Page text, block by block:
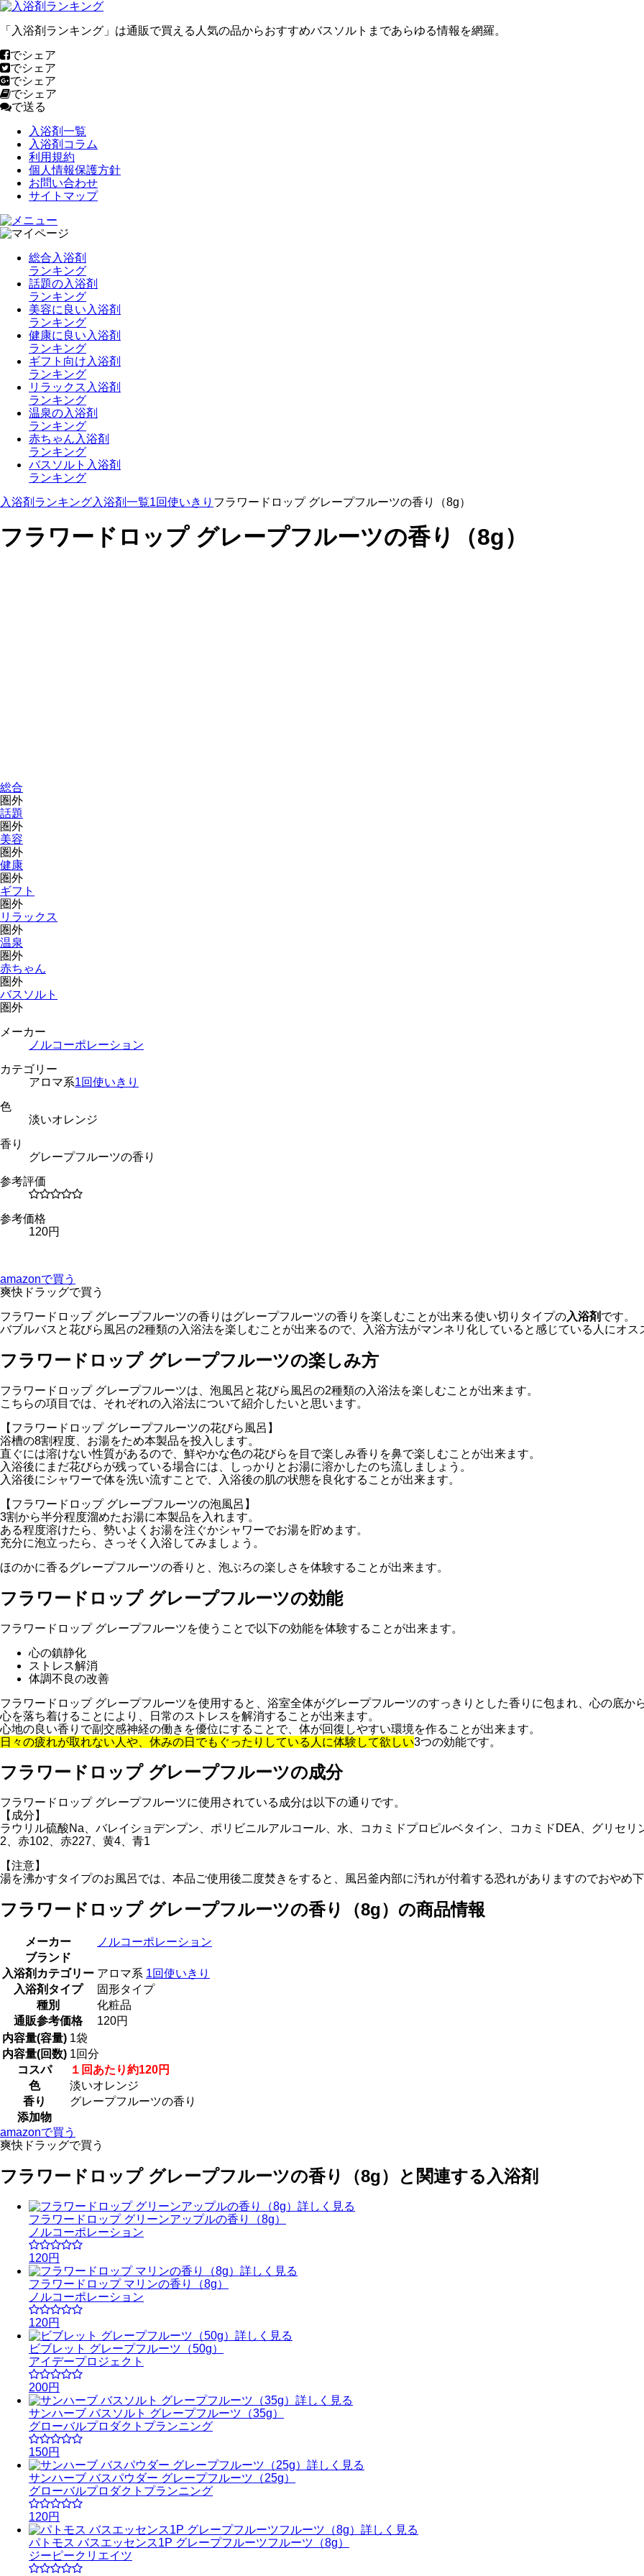
「入浴剤ランキング」は通販で買える人気の品からおすすめバスソルトまであらゆる情報を網羅。
でシェア
でシェア
でシェア
でシェア
で送る
入浴剤一覧
入浴剤コラム
利用規約
個人情報保護方針
お問い合わせ
サイトマップ
総合入浴剤
ランキング
話題の入浴剤
ランキング
美容に良い入浴剤
ランキング
健康に良い入浴剤
ランキング
ギフト向け入浴剤
ランキング
リラックス入浴剤
ランキング
温泉の入浴剤
ランキング
赤ちゃん入浴剤
ランキング
バスソルト入浴剤
ランキング
入浴剤ランキング入浴剤一覧1回使いきり フラワードロップ グレープフルーツの香り（8g）
フラワードロップ グレープフルーツの香り（8g）
総合
圏外
話題
圏外
美容
圏外
健康
圏外
ギフト
圏外
リラックス
圏外
温泉
圏外
赤ちゃん
圏外
バスソルト
圏外
メーカー
ノルコーポレーション
カテゴリー
アロマ系1回使いきり
色
淡いオレンジ
香り
グレープフルーツの香り
参考評価
参考価格
120円
amazonで買う
爽快ドラッグで買う
フラワードロップ グレープフルーツの香りはグレープフルーツの香りを楽しむことが出来る使い切りタイプの入浴剤 です。
バブルバスと花びら風呂の2種類の入浴法を楽しむことが出来るので、入浴方法がマンネリ化していると感じている人にオス
フラワードロップ グレープフルーツの楽しみ方
フラワードロップ グレープフルーツは、泡風呂と花びら風呂の2種類の入浴法を楽しむことが出来ます。
こちらの項目では、それぞれの入浴法について紹介したいと思います。
【フラワードロップ グレープフルーツの花びら風呂】
浴槽の8割程度、お湯をため本製品を投入します。
直ぐには溶けない性質があるので、鮮やかな色の花びらを目で楽しみ香りを鼻で楽しむことが出来ます。
入浴後にまだ花びらが残っている場合には、しっかりとお湯に溶かしたのち流しましょう。
入浴後にシャワーで体を洗い流すことで、入浴後の肌の状態を良化することが出来ます。
【フラワードロップ グレープフルーツの泡風呂】
3割から半分程度溜めたお湯に本製品を入れます。
ある程度溶けたら、勢いよくお湯を注ぐかシャワーでお湯を貯めます。
充分に泡立ったら、さっそく入浴してみましょう。
ほのかに香るグレープフルーツの香りと、泡ぶろの楽しさを体験することが出来ます。
フラワードロップ グレープフルーツの効能
フラワードロップ グレープフルーツを使うことで以下の効能を体験することが出来ます。
心の鎮静化
ストレス解消
体調不良の改善
フラワードロップ グレープフルーツを使用すると、浴室全体がグレープフルーツのすっきりとした香りに包まれ、心の底か
心を落ち着けることにより、日常のストレスを解消することが出来ます。
心地の良い香りで副交感神経の働きを優位にすることで、体が回復しやすい環境を作ることが出来ます。
日々の疲れが取れない人や、休みの日でもぐったりしている人に体験して欲しい3つの効能です。
フラワードロップ グレープフルーツの成分
フラワードロップ グレープフルーツに使用されている成分は以下の通りです。
【成分】
ラウリル硫酸Na、バレイショデンプン、ポリビニルアルコール、水、コカミドプロピルベタイン、コカミドDEA、グリセ
2、赤102、赤227、黄4、青1
【注意】
湯を沸かすタイプのお風呂では、本品ご使用後二度焚きをすると、風呂釜内部に汚れが付着する恐れがありますのでおやめ下
フラワードロップ グレープフルーツの香り（8g）の商品情報
メーカー
ノルコーポレーション
ブランド
入浴剤カテゴリー アロマ系 1回使いきり
入浴剤タイプ
固形タイプ
種別
化粧品
通販参考価格
120円
内容量(容量) 1袋
内容量(回数) 1回分
コスパ
１回あたり約120円
色
淡いオレンジ
香り
グレープフルーツの香り
添加物
amazonで買う
爽快ドラッグで買う
フラワードロップ グレープフルーツの香り（8g）と関連する入浴剤
詳しく見る
フラワードロップ グリーンアップルの香り（8g）
ノルコーポレーション
120円
詳しく見る
フラワードロップ マリンの香り（8g）
ノルコーポレーション
120円
詳しく見る
ビブレット グレープフルーツ（50g）
アイデープロジェクト
200円
詳しく見る
サンハーブ バスソルト グレープフルーツ（35g）
グローバルプロダクトプランニング
150円
詳しく見る
サンハーブ バスパウダー グレープフルーツ（25g）
グローバルプロダクトプランニング
120円
詳しく見る
パトモス バスエッセンス1P グレープフルーツフルーツ（8g）
ジーピークリエイツ